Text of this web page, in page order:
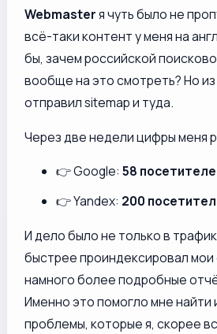
Webmasterя чуть было не
всё-таки контент у меня на
бы, зачем российской
вообще на это смотреть? Но
отправил sitemap и туда.
Через две недели цифры меня
👉 Google:58
👉 Yandex: 200
И дело было не только в
быстрее проиндексировал мои
намного более подробные
Именно это помогло мне найти
проблемы, которые я, скорее